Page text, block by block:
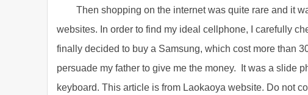
Then shopping on the internet was quite rare and it
websites. In order to find my ideal cellphone, I carefully
finally decided to buy a Samsung, which cost more than
persuade my father to give me the money. It was a slide
keyboard. This article is from Laokaoya website. Do not